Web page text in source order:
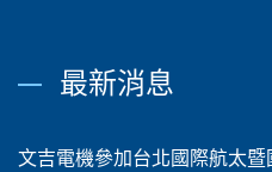
最新消息
文吉電機參加台北國際航太